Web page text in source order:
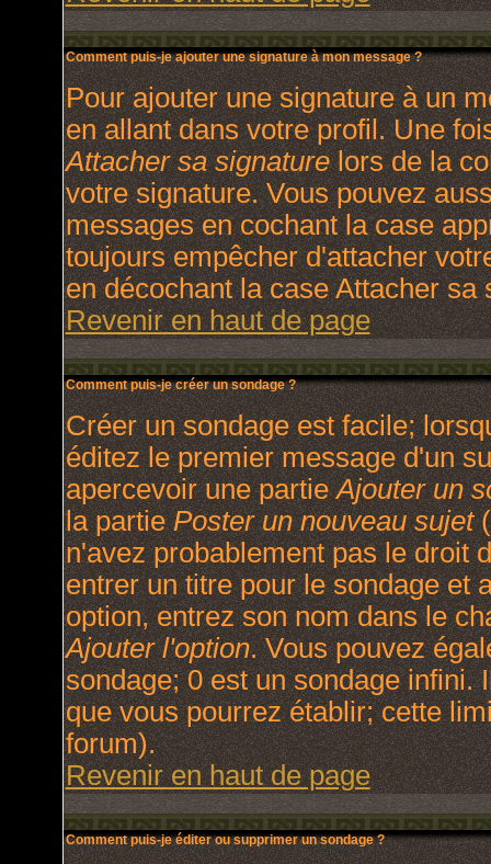
Comment puis-je ajouter une signature à mon message ?
Pour ajouter une signature à un
en allant dans votre profil. Une
Attacher sa signaturelors de la
votre signature. Vous pouvez
messages en cochant la case
toujours empêcher d'attacher
en décochant la case Attacher
Revenir en haut de page
Comment puis-je créer un sondage ?
Créer un sondage est facile;
éditez le premier message d'un
apercevoir une partieAjouter un
la partiePoster un nouveau sujet
n'avez probablement pas le droit
entrer un titre pour le sondage et
option, entrez son nom dans le
Ajouter l'option. Vous pouvez
sondage; 0 est un sondage infini.
que vous pourrez établir; cette
forum).
Revenir en haut de page
Comment puis-je éditer ou supprimer un sondage ?